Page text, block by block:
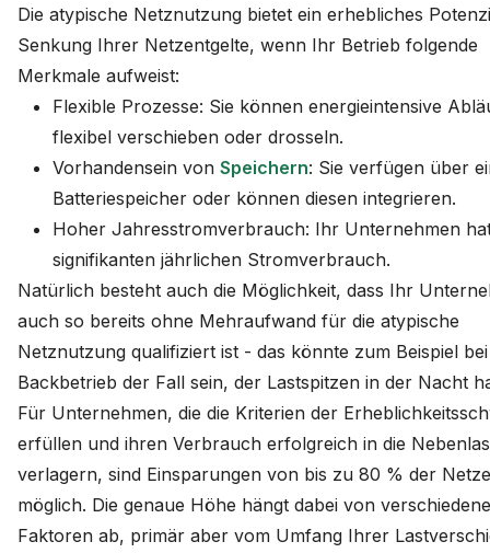
Die atypische Netznutzung bietet ein erhebliches
Senkung Ihrer Netzentgelte, wenn Ihr Betrieb folgende
Merkmale aufweist:
Flexible Prozesse: Sie können energieintensive
flexibel verschieben oder drosseln.
Vorhandensein von Speichern: Sie verfügen über
Batteriespeicher oder können diesen integrieren.
Hoher Jahresstromverbrauch: Ihr Unternehmen
signifikanten jährlichen Stromverbrauch.
Natürlich besteht auch die Möglichkeit, dass Ihr
auch so bereits ohne Mehraufwand für die atypische
Netznutzung qualifiziert ist - das könnte zum Beispiel
Backbetrieb der Fall sein, der Lastspitzen in der Nacht
Für Unternehmen, die die Kriterien der
erfüllen und ihren Verbrauch erfolgreich in die
verlagern, sind Einsparungen von bis zu 80 % der
möglich. Die genaue Höhe hängt dabei von
Faktoren ab, primär aber vom Umfang Ihrer